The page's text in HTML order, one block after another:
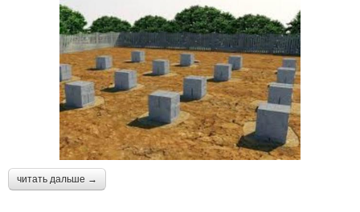
читать дальше →